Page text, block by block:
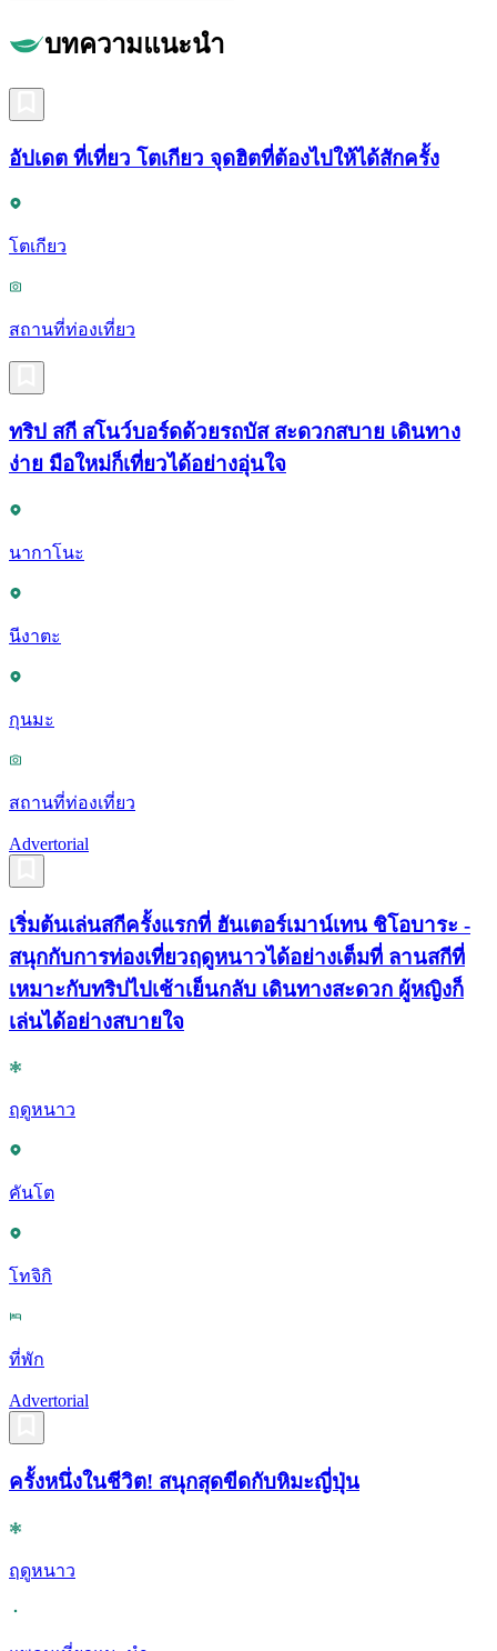
บทความแนะนำ
อัปเดต ที่เที่ยว โตเกียว จุดฮิตที่ต้องไปให้ได้สักครั้ง
โตเกียว
สถานที่ท่องเที่ยว
ทริป สกี สโนว์บอร์ดด้วยรถบัส สะดวกสบาย เดินทาง
ง่าย มือใหม่ก็เที่ยวได้อย่างอุ่นใจ
นากาโนะ
นีงาตะ
กุนมะ
สถานที่ท่องเที่ยว
Advertorial
เริ่มต้นเล่นสกีครั้งแรกที่ ฮันเตอร์เมาน์เทน ชิโอบาระ -
สนุกกับการท่องเที่ยวฤดูหนาวได้อย่างเต็มที่ ลานสกีที่
เหมาะกับทริปไปเช้าเย็นกลับ เดินทางสะดวก ผู้หญิงก็
เล่นได้อย่างสบายใจ
ฤดูหนาว
คันโต
โทจิกิ
ที่พัก
Advertorial
ครั้งหนึ่งในชีวิต! สนุกสุดขีดกับหิมะญี่ปุ่น
ฤดูหนาว